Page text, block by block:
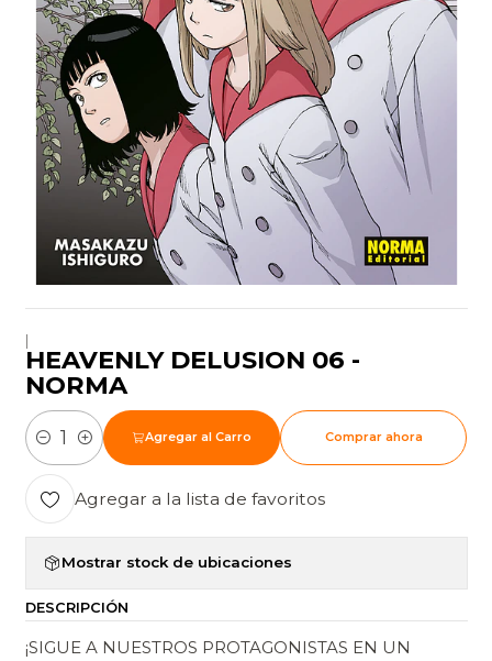
|
HEAVENLY DELUSION 06 -
NORMA
Cantidad
Agregar al Carro Comprar ahora
Agregar a la lista de favoritos
Mostrar stock de ubicaciones
DESCRIPCIÓN
¡SIGUE A NUESTROS PROTAGONISTAS EN UN